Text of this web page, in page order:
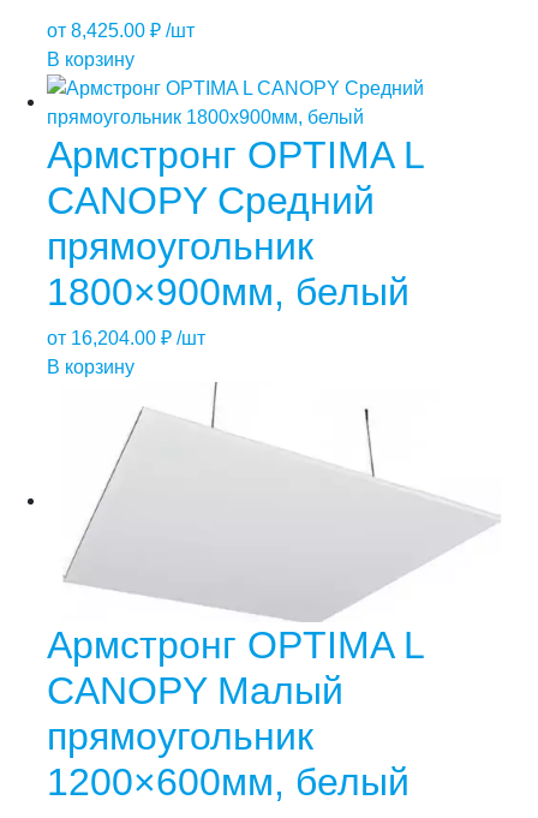
от 8,425.00 ₽ /шт
В корзину
Армстронг OPTIMA L
CANOPY Средний
прямоугольник
1800×900мм, белый
от 16,204.00 ₽ /шт
В корзину
Армстронг OPTIMA L
CANOPY Малый
прямоугольник
1200×600мм, белый